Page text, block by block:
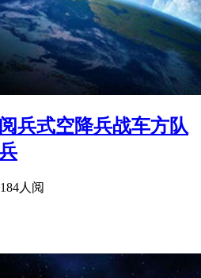
兵式空降兵战车方队
184人阅